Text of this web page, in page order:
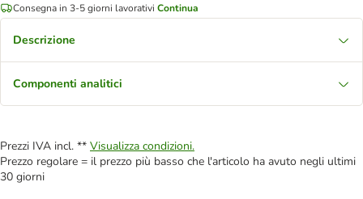
Consegna in 3-5 giorni lavorativi Continua
Descrizione
Componenti analitici
Prezzi IVA incl. ** Visualizza condizioni.
Prezzo regolare = il prezzo più basso che l'articolo ha avuto negli ultimi
30 giorni